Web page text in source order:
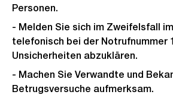
Personen.
- Melden Sie sich im Zweifelsfall
telefonisch bei der Notrufnummer
Unsicherheiten abzuklären.
- Machen Sie Verwandte und
Betrugsversuche aufmerksam.